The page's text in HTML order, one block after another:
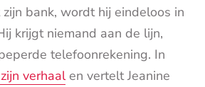
bank, wordt hij eindeloos in
krijgt niemand aan de lijn,
telefoonrekening. In
verhaalen vertelt Jeanine